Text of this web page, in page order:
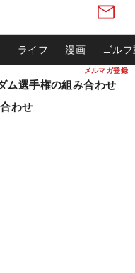
メルマガ登録
ライフ 漫画 ゴル
選手権の組み合わせ
わせ